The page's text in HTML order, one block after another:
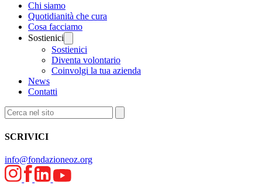
Chi siamo
Quotidianità che cura
Cosa facciamo
Sostienici
Sostienici
Diventa volontario
Coinvolgi la tua azienda
News
Contatti
SCRIVICI
info@fondazioneoz.org